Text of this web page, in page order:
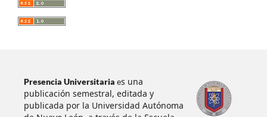
Presencia Universitaria es una
publicación semestral, editada y
publicada por la Universidad Autónoma